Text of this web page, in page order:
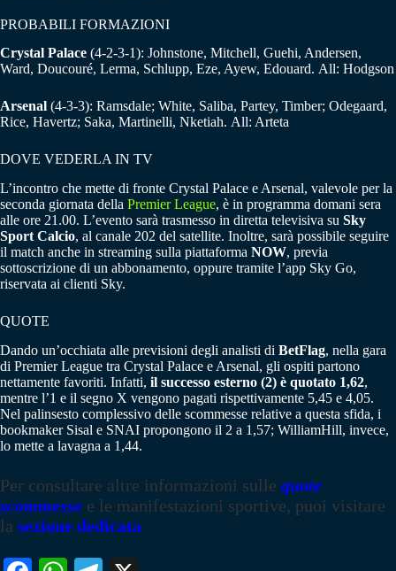
PROBABILI FORMAZIONI
Crystal Palace (4-2-3-1): Johnstone, Mitchell, Guehi, Andersen,
Ward, Doucouré, Lerma, Schlupp, Eze, Ayew, Edouard. All: Hodgson
Arsenal (4-3-3): Ramsdale; White, Saliba, Partey, Timber; Odegaard,
Rice, Havertz; Saka, Martinelli, Nketiah. All: Arteta
DOVE VEDERLA IN TV
L’incontro che mette di fronte Crystal Palace e Arsenal, valevole per la
seconda giornata della Premier League, è in programma domani sera
alle ore 21.00. L’evento sarà trasmesso in diretta televisiva su Sky
Sport Calcio, al canale 202 del satellite. Inoltre, sarà possibile seguire
il match anche in streaming sulla piattaforma NOW, previa
sottoscrizione di un abbonamento, oppure tramite l’app Sky Go,
riservata ai clienti Sky.
QUOTE
Dando un’occhiata alle previsioni degli analisti di BetFlag, nella gara
di Premier League tra Crystal Palace e Arsenal, gli ospiti partono
nettamente favoriti. Infatti, il successo esterno (2) è quotato 1,62,
mentre l’1 e il segno X vengono pagati rispettivamente 5,45 e 4,05.
Nel palinsesto complessivo delle scommesse relative a questa sfida, i
bookmaker Sisal e SNAI propongono il 2 a 1,57; WilliamHill, invece,
lo mette a lavagna a 1,44.
Per consultare altre informazioni sulle quote
scommesse e le manifestazioni sportive, puoi visitare
la sezione dedicata